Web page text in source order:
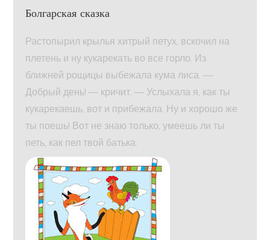
Болгарская сказка
Растопырил крылья хитрый петух, вскочил на
плетень и ну кукарекать во все горло. Из
ближней рощицы выбежала кума лиса. —
Добрый день! — кричит. — Услыхала я, как ты
кукарекаешь, вот и прибежала. Ну и хорошо же
ты поешь! Вот не знаю только, умеешь ли ты
петь, как пел твой батька.